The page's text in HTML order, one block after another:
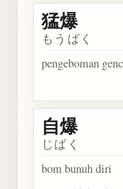
猛爆
もうばく
pengeboman
自爆
じばく
bom bunuh diri